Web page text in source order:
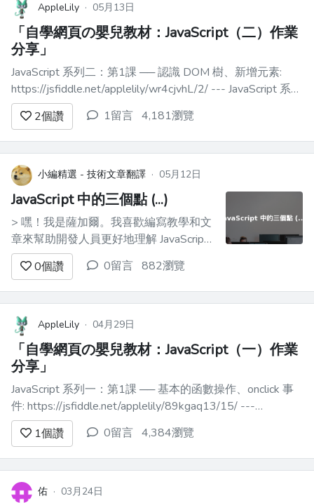
AppleLily · 05月13日
「自學網頁の嬰兒教材：JavaScript（二）作業
分享」
JavaScript 系列二：第1課 ── 認識 DOM 樹、新增元素:
https://jsfiddle.net/applelily/wr4cjvhL/2/ --- JavaScript 系列
二：第2課 ── 從 DOM 樹移除元素、動態加上 onclick 事件:
https://...
2個讚 1留言 4,181瀏覽
小編精選 - 技術文章翻譯 · 05月12日
JavaScript 中的三個點 (...)
> 嘿！我是薩加爾。我喜歡編寫教學和文
章來幫助開發人員更好地理解 JavaScript
的魔力。如果您對本文有任何疑問，請發
表評論，我會回覆您，或在 Twitter
[@sagar\_codes]
(https://twitter.com/sagar_codes)上找到
我。 在這篇文章中，我們將...
0個讚 0留言 882瀏覽
AppleLily · 04月29日
「自學網頁の嬰兒教材：JavaScript（一）作業
分享」
JavaScript 系列一：第1課 ── 基本的函數操作、onclick 事
件: https://jsfiddle.net/applelily/89kgaq13/15/ ---
JavaScript 系列一：第2課 ── 基本的變數操作、從 html 取
得內容: https://jsf...
1個讚 0留言 4,384瀏覽
佑 · 03月24日